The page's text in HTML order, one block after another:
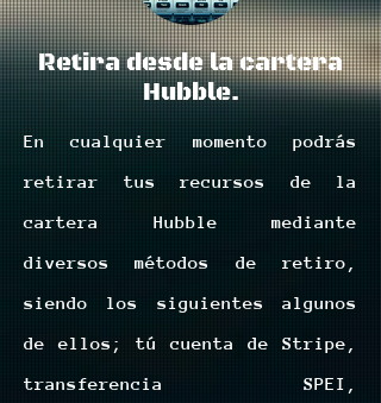
Retira desde la cartera
Hubble.
En cualquier momento podrás
retirar tus recursos de la
cartera Hubble mediante
diversos métodos de retiro,
siendo los siguientes algunos
de ellos; tú cuenta de Stripe,
transferencia SPEI,